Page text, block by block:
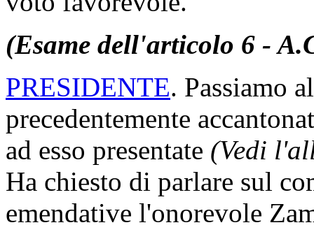
(Esame dell'articolo 6 -
PRESIDENTE. Passiamo
precedentemente
ad esso presentate (Vedi
Ha chiesto di parlare sul
emendative l'onorevole